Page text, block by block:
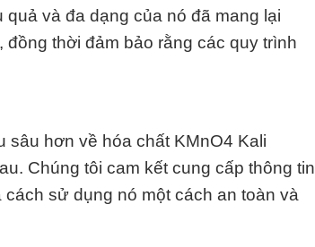
và đa dạng của nó đã mang lại
thời đảm bảo rằng các quy trình
sâu hơn về hóa chất KMnO4 Kali
Chúng tôi cam kết cung cấp thông tin
sử dụng nó một cách an toàn và